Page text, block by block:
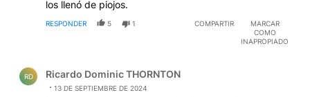
los llenó de piojos.
RESPONDER 5 1 COMPARTIR
MARCAR
COMO
INAPROPIADO
RD Ricardo Dominic THORNTON
13 DE SEPTIEMBRE DE 2024